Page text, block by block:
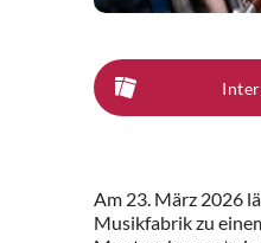
Am 23. März 2026
Musikfabrik zu